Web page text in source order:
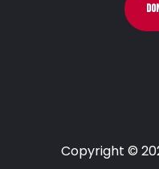
Copyright ©